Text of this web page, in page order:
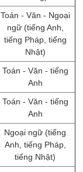
Toán - Văn - Ngoại
ngữ (tiếng Anh,
tiếng Pháp, tiếng
Nhật)
Toán - Văn - tiếng
Anh
Toán - Văn - tiếng
Anh
Ngoại ngữ (tiếng
Anh, tiếng Pháp,
tiếng Nhật)